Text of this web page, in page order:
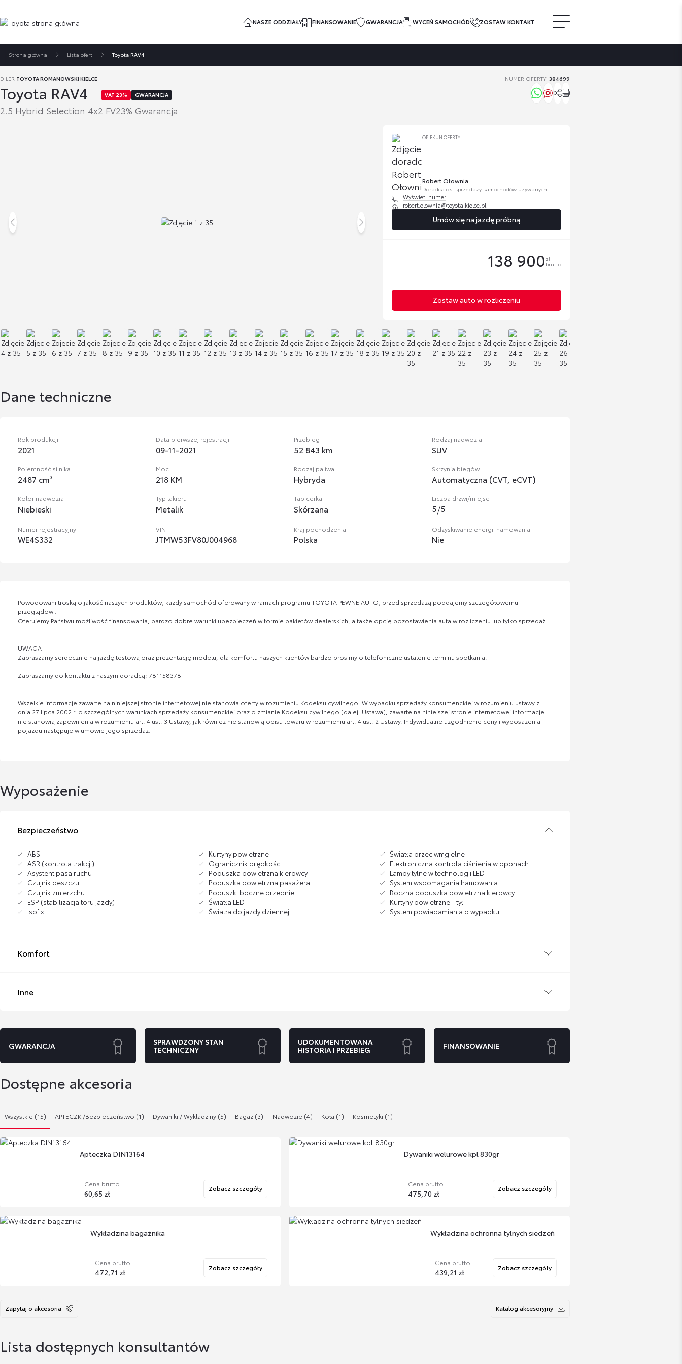
NASZE ODDZIAŁY FINANSOWANIE GWARANCJA WYCEŃ SAMOCHÓD ZOSTAW KONTAKT
Strona główna Lista ofert Toyota RAV4
Toyota RAV4
2.5 Hybrid Selection 4x2 FV23% Gwarancja
VAT 23% GWARANCJA
DILER TOYOTA ROMANOWSKI KIELCE NUMER OFERTY:384699
OPIEKUN OFERTY
Robert Ołownia
Doradca ds. sprzedaży samochodów używanych
Wyświetl numer
robert.olownia@toyota.kielce.pl
Umów się na jazdę próbną
138 900 zł
brutto
Zostaw auto w rozliczeniu
Dane techniczne
Rok produkcji
2021
Data pierwszej rejestracji
09-11-2021
Przebieg
52 843 km
Rodzaj nadwozia
SUV
Pojemność silnika
2487 cm³
Moc
218 KM
Rodzaj paliwa
Hybryda
Skrzynia biegów
Automatyczna (CVT, eCVT)
Kolor nadwozia
Niebieski
Typ lakieru
Metalik
Tapicerka
Skórzana
Liczba drzwi/miejsc
5/5
Numer rejestracyjny
WE4S332
VIN
JTMW53FV80J004968
Kraj pochodzenia
Polska
Odzyskiwanie energii hamowania
Nie
Powodowani troską o jakość naszych produktów, każdy samochód oferowany w ramach programu TOYOTA PEWNE AUTO, przed sprzedażą poddajemy szczegółowemu
przeglądowi.
Oferujemy Państwu możliwość finansowania, bardzo dobre warunki ubezpieczeń w formie pakietów dealerskich, a także opcję pozostawienia auta w rozliczeniu lub tylko sprzedaż.
UWAGA
Zapraszamy serdecznie na jazdę testową oraz prezentację modelu, dla komfortu naszych klientów bardzo prosimy o telefoniczne ustalenie terminu spotkania.
Zapraszamy do kontaktu z naszym doradcą: 781158378
Wszelkie informacje zawarte na niniejszej stronie internetowej nie stanowią oferty w rozumieniu Kodeksu cywilnego. W wypadku sprzedaży konsumenckiej w rozumieniu ustawy z
dnia 27 lipca 2002 r. o szczególnych warunkach sprzedaży konsumenckiej oraz o zmianie Kodeksu cywilnego (dalej: Ustawa), zawarte na niniejszej stronie internetowej informacje
nie stanowią zapewnienia w rozumieniu art. 4 ust. 3 Ustawy, jak również nie stanowią opisu towaru w rozumieniu art. 4 ust. 2 Ustawy. Indywidualne uzgodnienie ceny i wyposażenia
pojazdu następuje w umowie jego sprzedaż.
Wyposażenie
Bezpieczeństwo
ABS
ASR (kontrola trakcji)
Asystent pasa ruchu
Czujnik deszczu
Czujnik zmierzchu
ESP (stabilizacja toru jazdy)
Isofix
Kurtyny powietrzne
Ogranicznik prędkości
Poduszka powietrzna kierowcy
Poduszka powietrzna pasażera
Poduszki boczne przednie
Światła LED
Światła do jazdy dziennej
Światła przeciwmgielne
Elektroniczna kontrola ciśnienia w oponach
Lampy tylne w technologii LED
System wspomagania hamowania
Boczna poduszka powietrzna kierowcy
Kurtyny powietrzne - tył
System powiadamiania o wypadku
Komfort
Inne
GWARANCJA
SPRAWDZONY STAN
TECHNICZNY
UDOKUMENTOWANA
HISTORIA I PRZEBIEG
FINANSOWANIE
Dostępne akcesoria
Wszystkie (15) APTECZKI/Bezpieczeństwo (1) Dywaniki / Wykładziny (5) Bagaż (3) Nadwozie (4) Koła (1) Kosmetyki (1)
Apteczka DIN13164
Cena brutto
60,65 zł
Zobacz szczegóły
Dywaniki welurowe kpl 830gr
Cena brutto
475,70 zł
Zobacz szczegóły
Wykładzina bagażnika
Cena brutto
472,71 zł
Zobacz szczegóły
Wykładzina ochronna tylnych siedzeń
Cena brutto
439,21 zł
Zobacz szczegóły
Cena brutto
436,58 zł
Zobacz szczegóły
Dywaniki welurowe GR Sport
Zapytaj o akcesoria Katalog akcesoryjny
Lista dostępnych konsultantów